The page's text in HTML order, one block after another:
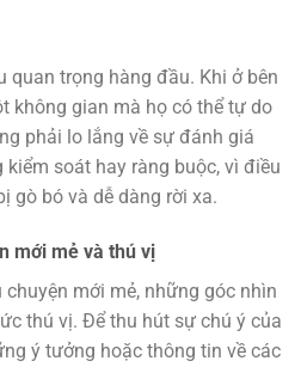
quan trọng hàng đầu. Khi ở bên
không gian mà họ có thể tự do
phải lo lắng về sự đánh giá
soát hay ràng buộc, vì điều
gò bó và dễ dàng rời xa.
mới mẻ và thú vị
mới mẻ, những góc nhìn
thú vị. Để thu hút sự chú ý của
ý tưởng hoặc thông tin về các